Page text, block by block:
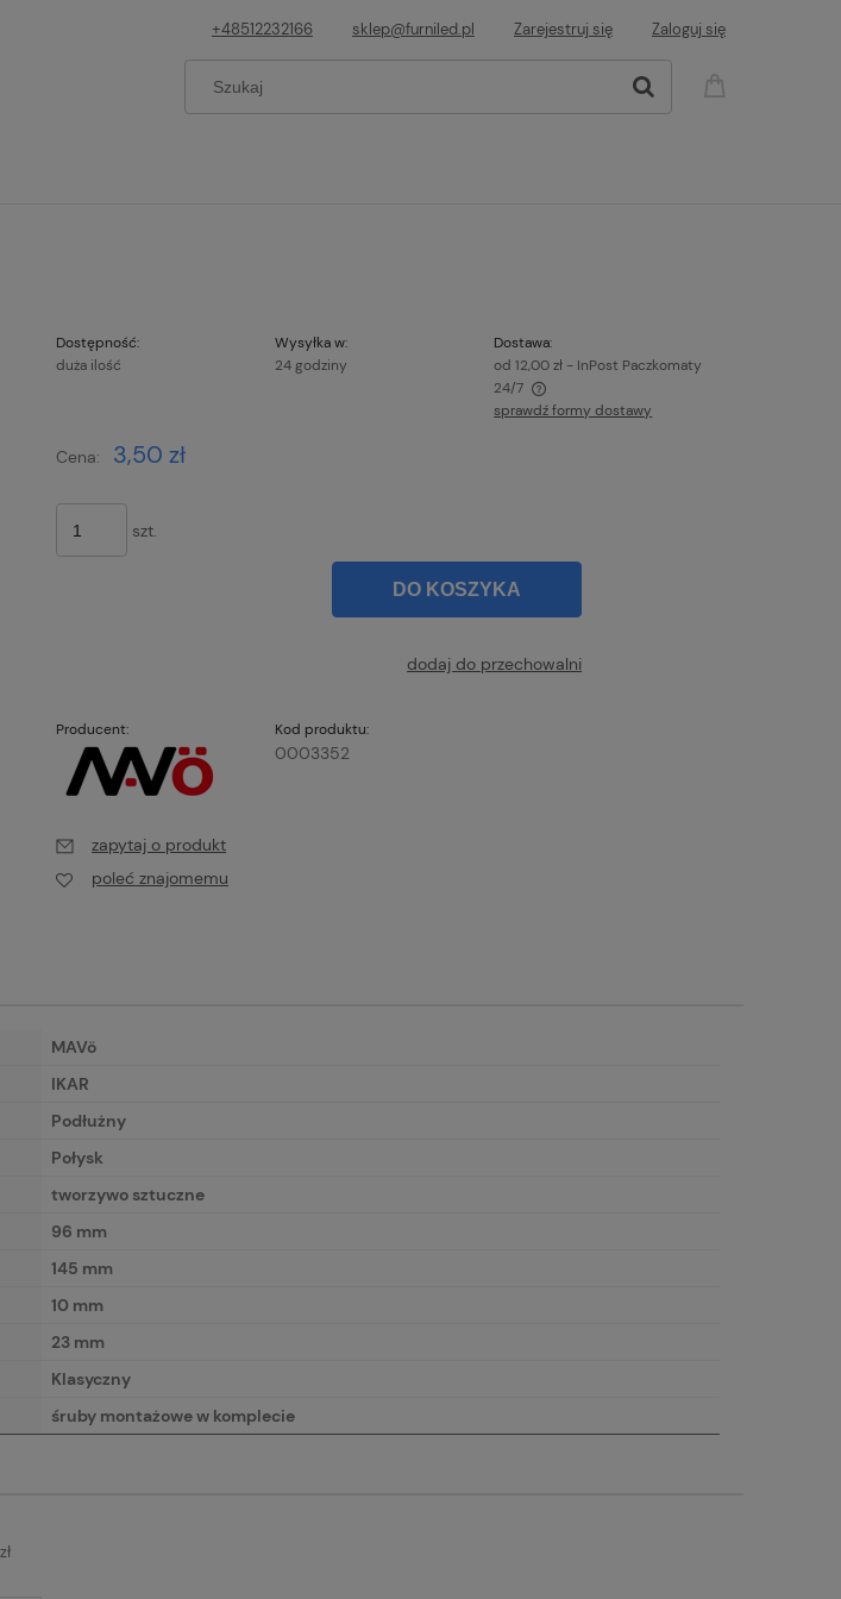
+48512232166 sklep@furniled.pl Zarejestruj się Zaloguj się
Dostępność:
duża ilość
Wysyłka w:
24 godziny
Dostawa:
od 12,00 zł - InPost Paczkomaty
24/7
sprawdź formy dostawy
Cena: 3,50 zł
szt.
DO KOSZYKA
dodaj do przechowalni
Producent: Kod produktu:
0003352
zapytaj o produkt
poleć znajomemu
MAVö
IKAR
Podłużny
Połysk
tworzywo sztuczne
96 mm
145 mm
10 mm
23 mm
Klasyczny
śruby montażowe w komplecie